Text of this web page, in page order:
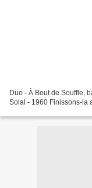
Duo - À Bout de Souffle,
Solal - 1960 Finissons-la